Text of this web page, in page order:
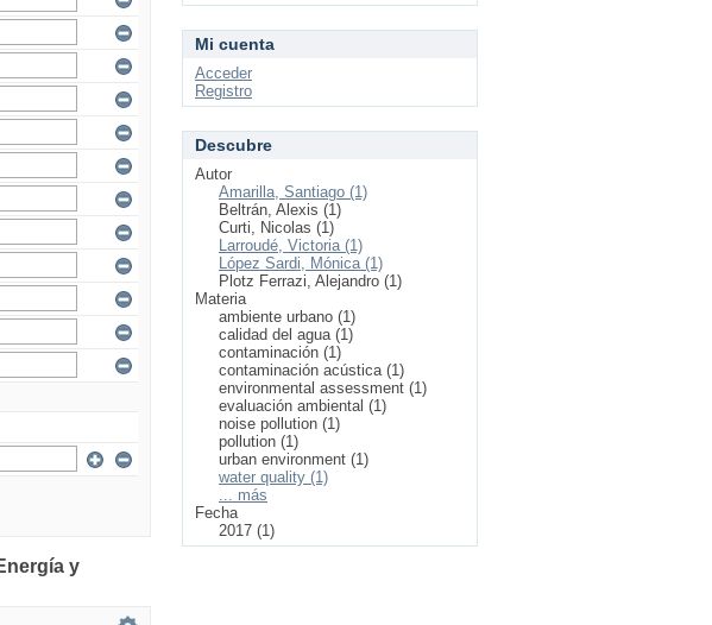
y
Mi cuenta
Acceder
Registro
Descubre
Autor
Amarilla, Santiago (1)
Beltrán, Alexis (1)
Curti, Nicolas (1)
Larroudé, Victoria (1)
López Sardi, Mónica (1)
Plotz Ferrazi, Alejandro (1)
Materia
ambiente urbano (1)
calidad del agua (1)
contaminación (1)
contaminación acústica (1)
environmental assessment (1)
evaluación ambiental (1)
noise pollution (1)
pollution (1)
urban environment (1)
water quality (1)
... más
Fecha
2017 (1)